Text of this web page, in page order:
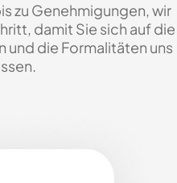
zu Genehmigungen, wir
damit Sie sich auf die
und die Formalitäten uns